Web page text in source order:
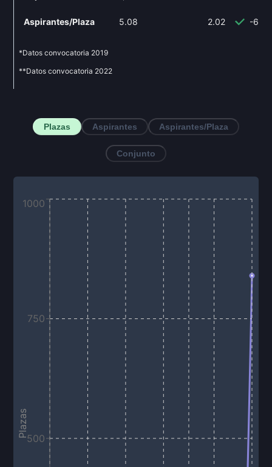
Aspirantes/Plaza 5.08 2.02 -
*Datos convocatoria 2019
**Datos convocatoria 2022
Plazas Aspirantes Aspirantes/Plaza
Conjunto
500
750
1000
Plazas